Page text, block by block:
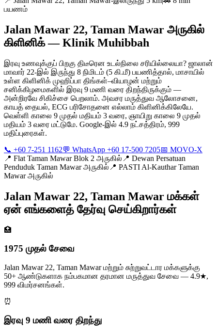
பயணம்
Jalan Mawar 22, Taman Mawar அருகில்
கிளினிக் — Klinik Muhibbah
இரவு உணவுக்குப் பிறகு திடீரென உடல்நிலை சரியில்லையா? ஜாலான்
மாவார் 22-இல் இருந்து 8 நிமிடம் (5 கி.மீ) பயணித்தால், மாசாயில்
உள்ள கிளினிக் முஹிப்பா திங்கள்–வியாழன் மற்றும்
சனிக்கிழமைகளில் இரவு 9 மணி வரை திறந்திருக்கும் —
அன்றிரவே சிகிச்சை பெறலாம். அவசர மருத்துவ ஆலோசனை,
காயத் தையல், ECG பரிசோதனை எல்லாம் கிளினிக்கிலேயே.
வெள்ளி காலை 9 முதல் மதியம் 3 வரை, ஞாயிறு காலை 9 முதல்
மதியம் 3 வரை மட்டுமே. Google-இல் 4.9 நட்சத்திரம், 999
மதிப்புரைகள்.
📞 +60 7-251 1162💬 WhatsApp +60 17-500 7205📅 MOVO-X
📍 Flat Taman Mawar Blok 2 அருகில் 📍 Dewan Persatuan
Penduduk Taman Mawar அருகில் 📍 PASTI Al-Kauthar Taman
Mawar அருகில்
Jalan Mawar 22, Taman Mawar மக்கள்
ஏன் எங்களைத் தேர்வு செய்கிறார்கள்
🏥
1975 முதல் சேவை
Jalan Mawar 22, Taman Mawar மற்றும் சுற்றுவட்டார மக்களுக்கு
50+ ஆண்டுகளாக நம்பகமான தரமான மருத்துவ சேவை — 4.9★,
999 விமர்சனங்கள்.
⏰
இரவு 9 மணி வரை திறந்து